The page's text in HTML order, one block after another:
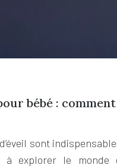
bébé :
sont
à explorer le monde